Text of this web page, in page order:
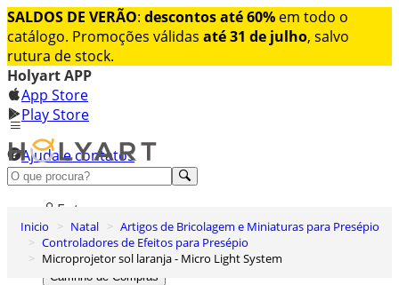
SALDOS DE VERÃO: descontos até 60% em todo o
catálogo. Promoções válidas até 31 de julho, salvo
rutura de stock.
Holyart APP
App Store
Play Store
Ajuda e contatos
Conheça premium
Entrar
Lista de Desejos
0
Carrinho de Compras
Inicio Natal
Artigos de Bricolagem e Miniaturas para Presépio
Controladores de Efeitos para Presépio
Microprojetor sol laranja - Micro Light System